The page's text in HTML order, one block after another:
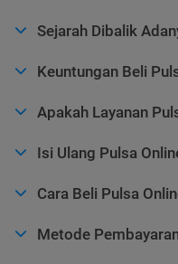
Sejarah Dibalik
Keuntungan Beli
Apakah Layanan
Isi Ulang Pulsa
Cara Beli Pulsa
Metode